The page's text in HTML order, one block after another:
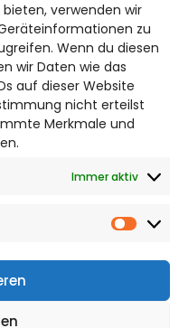
verwenden wir
zu
Wenn du diesen
wir Daten wie das
auf dieser Website
nicht erteilst
Merkmale und
Immer aktiv
FÜR